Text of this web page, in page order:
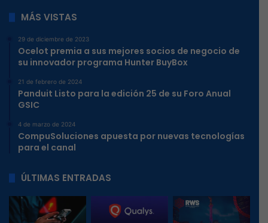
MÁS VISTAS
29 de diciembre de 2023
Ocelot premia a sus mejores socios de negocio de
su innovador programa Hunter BuyBox
21 de febrero de 2024
Panduit Listo para la edición 25 de su Foro Anual
GSIC
4 de marzo de 2024
CompuSoluciones apuesta por nuevas tecnologías
para el canal
ÚLTIMAS ENTRADAS